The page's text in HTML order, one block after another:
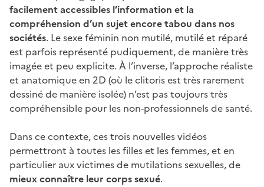
facilement accessibles l’information et la
compréhension d’un sujet encore tabou dans nos
sociétés. Le sexe féminin non mutilé, mutilé et réparé
est parfois représenté pudiquement, de manière très
imagée et peu explicite. À l’inverse, l’approche réaliste
et anatomique en 2D (où le clitoris est très rarement
dessiné de manière isolée) n’est pas toujours très
compréhensible pour les non-professionnels de santé.
Dans ce contexte, ces trois nouvelles vidéos
permettront à toutes les filles et les femmes, et en
particulier aux victimes de mutilations sexuelles, de
mieux connaître leur corps sexué.